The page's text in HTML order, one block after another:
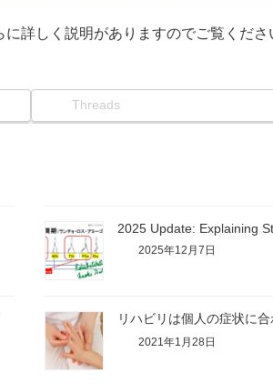
詳しく説明がありますのでご覧くださ
Threads
2025 Update: Explaining
2025年12月7日
リハビリは個人の症状に
2021年1月28日